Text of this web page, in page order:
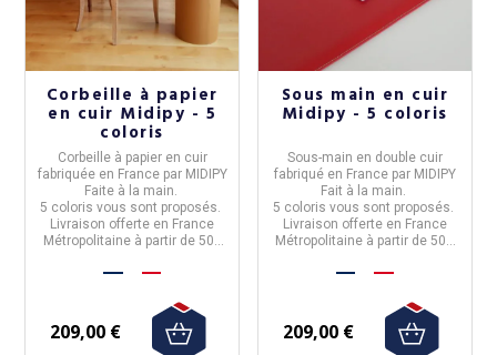
Corbeille à papier
en cuir Midipy - 5
coloris
Corbeille à papier en cuir
fabriquée en Francepar MIDIPY
Faite à la main.
5 coloris vous sont proposés.
Livraison offerte en France
Métropolitaine à partir de 50€
209,00 €
Sous main en cuir
Midipy - 5 coloris
Sous-main en double cuir
fabriqué en Francepar MIDIPY
Fait à la main.
5 coloris vous sont proposés.
Livraison offerte en France
Métropolitaine à partir de 50€
209,00 €